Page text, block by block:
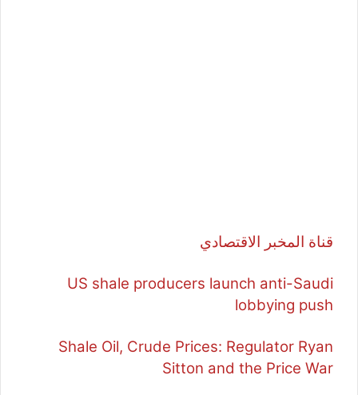
قناة المخبر الاقتصادي
US shale producers launch anti-Saudi
lobbying push
Shale Oil, Crude Prices: Regulator Ryan
Sitton and the Price War